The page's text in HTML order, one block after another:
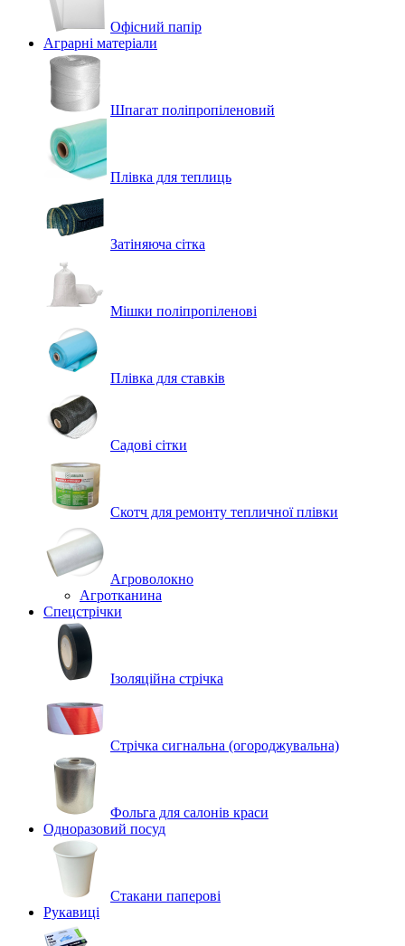
Офісний папір
Аграрні матеріали
Шпагат поліпропіленовий
Плівка для теплиць
Затіняюча сітка
Мішки поліпропіленові
Плівка для ставків
Садові сітки
Скотч для ремонту тепличної плівки
Агроволокно
Агротканина
Спецстрічки
Ізоляційна стрічка
Стрічка сигнальна (огороджувальна)
Фольга для салонів краси
Одноразовий посуд
Стакани паперові
Рукавиці